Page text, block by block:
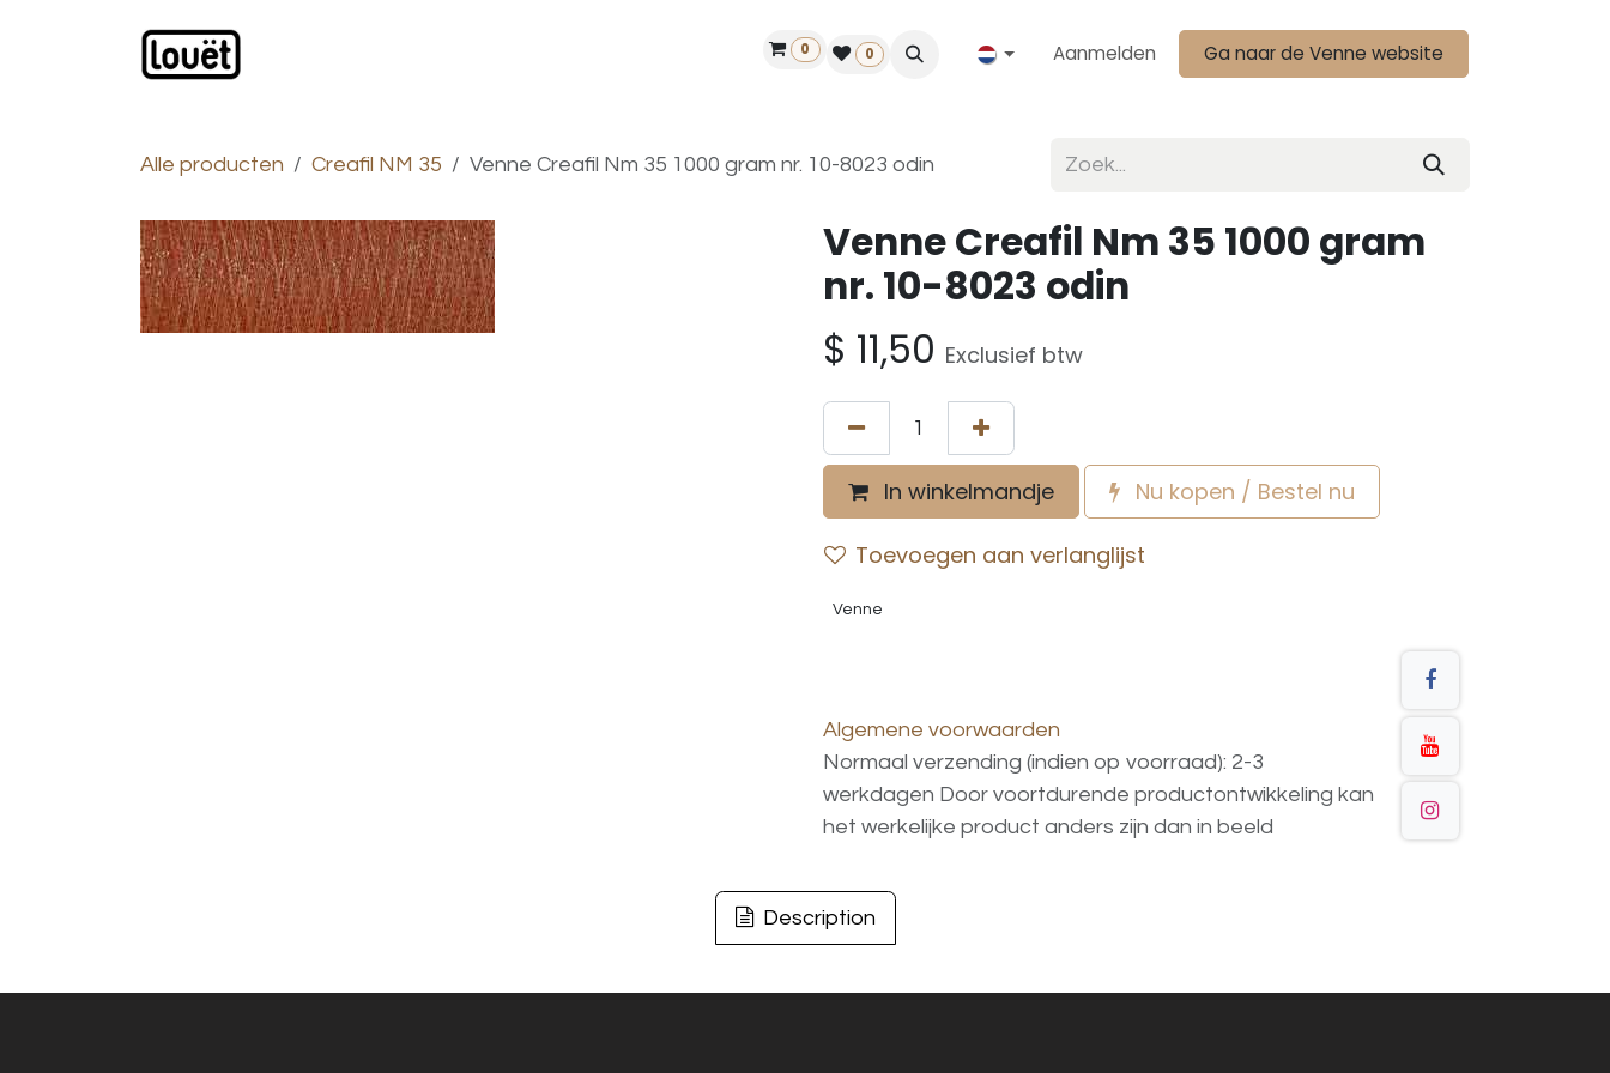
Vind een dealer
0 0 Aanmelden Ga naar de Venne website
Alle producten Creafil NM 35 Venne Creafil Nm 35 1000 gram nr. 10-8023 odin
Venne Creafil Nm 35 1000 gram
nr. 10-8023 odin
$ 11,50 Exclusief btw
In winkelmandje Nu kopen / Bestel nu
Toevoegen aan verlanglijst
Venne
Algemene voorwaarden
Normaal verzending (indien op voorraad): 2-3
werkdagen Door voortdurende productontwikkeling kan
het werkelijke product anders zijn dan in beeld
Description